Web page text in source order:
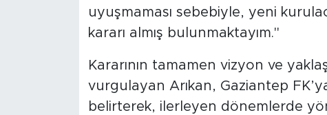
uyuşmaması sebebiyle, yeni
kararı almış bulunmaktayım."
Kararının tamamen vizyon ve
vurgulayan Arıkan, Gaziantep
belirterek, ilerleyen dönemlerde